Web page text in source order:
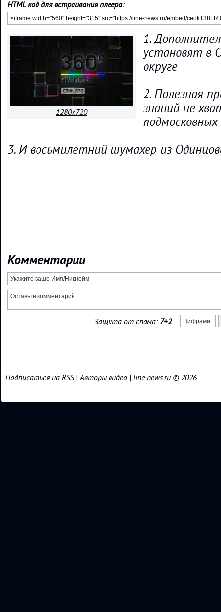
HTML код для встраивания плеера:
1280x720
1.
установят в
округе
2. Полезная
знаний не
3. И восьмилетний шумахер из
Комментарии
Защита от спама: 7+2=
Подписаться на RSS|Авторы видео | line-news.ru © 2026